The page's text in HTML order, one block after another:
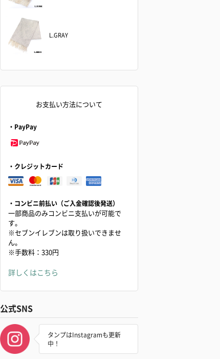
L.GRAY
お支払い方法について
・PayPay
・クレジットカード
・コンビニ前払い（ご入金確認後発送）
一部商品のみコンビニ支払いが可能で
す。
※セブンイレブンは取り扱いできませ
ん。
※手数料：330円
詳しくはこちら
公式SNS
タンプはInstagramも更新
中！